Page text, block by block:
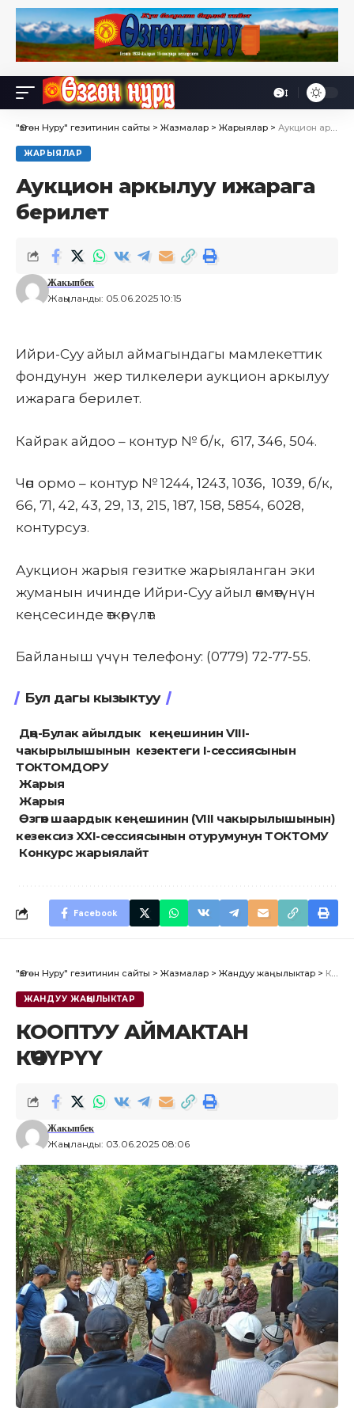
Font
Resizer
Өө
"Өзгөн Нуру" гезитинин сайты > Жазмалар > Жарыялар > Аукцион аркылуу ижарага берилет
ЖАРЫЯЛАР
Аукцион аркылуу ижарага
берилет
Жаңыланды: 05.06.2025 10:15
Жакыпбек
Ийри-Суу айыл аймагындагы мамлекеттик
фондунун жер тилкелери аукцион аркылуу
ижарага берилет.
Кайрак айдоо – контур № б/к, 617, 346, 504.
Чөп ормо – контур № 1244, 1243, 1036, 1039, б/к,
66, 71, 42, 43, 29, 13, 215, 187, 158, 5854, 6028,
контурсуз.
Аукцион жарыя гезитке жарыяланган эки
жуманын ичинде Ийри-Суу айыл өкмөтүнүн
кеңсесинде өткөрүлөт.
Байланыш үчүн телефону: (0779) 72-77-55.
Бул дагы кызыктуу
Дөң-Булак айылдык кеңешинин VIII-
чакырылышынын кезектеги I-сессиясынын
ТОКТОМДОРУ
Жарыя
Жарыя
Өзгөн шаардык кеңешинин (VIII чакырылышынын)
кезексиз XXI-сессиясынын отурумунун ТОКТОМУ ​
Конкурс жарыялайт
Facebook
"Өзгөн Нуру" гезитинин сайты > Жазмалар > Жандуу жаңылыктар > КООПТУУ АЙМАКТАН КӨЧҮРҮҮ
ЖАНДУУ ЖАҢЫЛЫКТАР
КООПТУУ АЙМАКТАН
КӨЧҮРҮҮ
Жаңыланды: 03.06.2025 08:06
Жакыпбек